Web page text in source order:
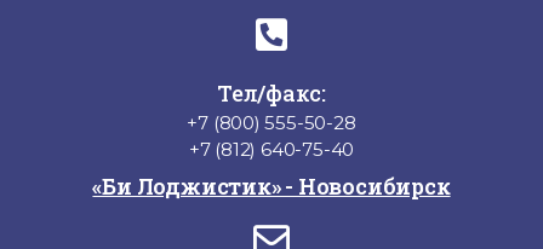
Тел/факс:
+7 (800) 555-50-28
+7 (812) 640-75-40
«Би Лоджистик» - Новосибирск